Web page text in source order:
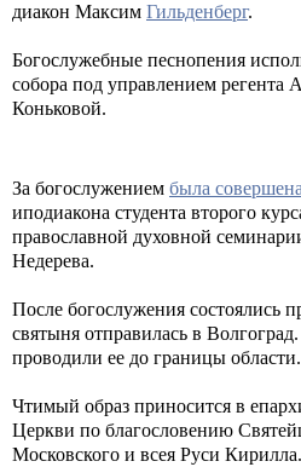
диакон Максим Гильденберг.
Богослужебные песнопения
собора под управлением
Коньковой.
За богослужением была совершена
иподиакона студента второго
православной духовной
Недерева.
После богослужения состоялись
святыня отправилась в
проводили ее до границы области.
Чтимый образ приносится в
Церкви по благословению
Московского и всея Руси